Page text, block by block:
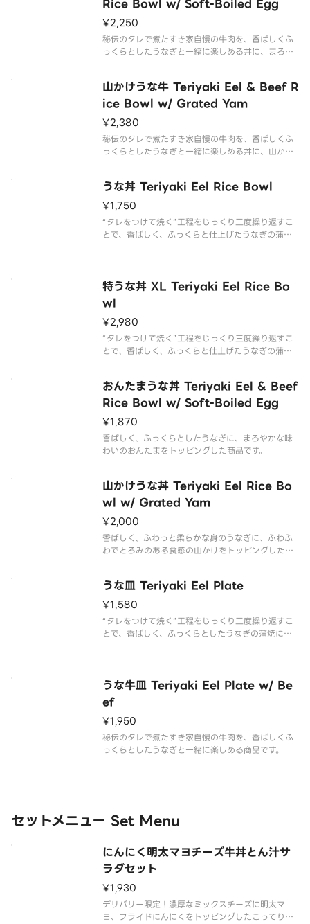
Rice Bowl w/ Soft-Boiled Egg
¥2,250
秘伝のタレで煮たすき家自慢の牛肉を、香ばしくふ
っくらとしたうなぎと一緒に楽しめる丼に、まろや
山かけうな牛 Teriyaki Eel & Beef R
ice Bowl w/ Grated Yam
¥2,380
秘伝のタレで煮たすき家自慢の牛肉を、香ばしくふ
っくらとしたうなぎと一緒に楽しめる丼に、山かけ
うな丼 Teriyaki Eel Rice Bowl
¥1,750
“タレをつけて焼く”工程をじっくり三度繰り返すこ
とで、香ばしく、ふっくらと仕上げたうなぎの蒲焼
特うな丼 XL Teriyaki Eel Rice Bo
wl
¥2,980
“タレをつけて焼く”工程をじっくり三度繰り返すこ
とで、香ばしく、ふっくらと仕上げたうなぎの蒲焼
おんたまうな丼 Teriyaki Eel & Beef
Rice Bowl w/ Soft-Boiled Egg
¥1,870
香ばしく、ふっくらとしたうなぎに、まろやかな味
わいのおんたまをトッピングした商品です。
山かけうな丼 Teriyaki Eel Rice Bo
wl w/ Grated Yam
¥2,000
香ばしく、ふわっと柔らかな身のうなぎに、ふわふ
わでとろみのある食感の山かけをトッピングした商
うな皿 Teriyaki Eel Plate
¥1,580
“タレをつけて焼く”工程をじっくり三度繰り返すこ
とで、香ばしく、ふっくらとしたうなぎの蒲焼に仕
うな牛皿 Teriyaki Eel Plate w/ Be
ef
¥1,950
秘伝のタレで煮たすき家自慢の牛肉を、香ばしくふ
っくらとしたうなぎと一緒に楽しめる商品です。
セットメニュー Set Menu
にんにく明太マヨチーズ牛丼とん汁サ
ラダセット
¥1,930
デリバリー限定！濃厚なミックスチーズに明太マ
ヨ、フライドにんにくをトッピングしたこってり大